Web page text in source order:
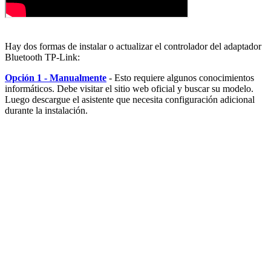
Hay dos formas de instalar o actualizar el controlador del adaptador
Bluetooth TP-Link:
Opción 1 - Manualmente - Esto requiere algunos conocimientos
informáticos. Debe visitar el sitio web oficial y buscar su modelo.
Luego descargue el asistente que necesita configuración adicional
durante la instalación.